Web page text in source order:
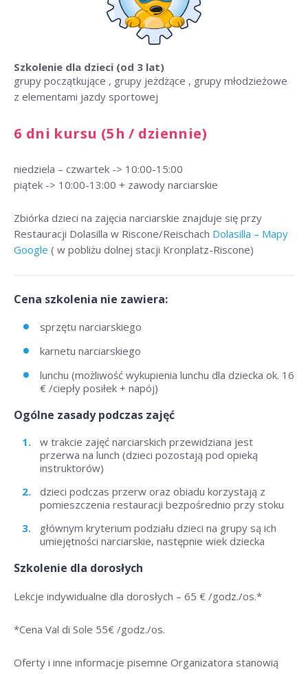
Szkolenie dla dzieci (od 3 lat)
grupy początkujące , grupy jeżdżące , grupy młodzieżowe
z elementami jazdy sportowej
6 dni kursu (5h / dziennie)
niedziela – czwartek -> 10:00-15:00
piątek -> 10:00-13:00 + zawody narciarskie
Zbiórka dzieci na zajęcia narciarskie znajduje się przy
Restauracji Dolasilla w Riscone/Reischach Dolasilla – Mapy
Google ( w pobliżu dolnej stacji Kronplatz-Riscone)
Cena szkolenia nie zawiera:
sprzętu narciarskiego
karnetu narciarskiego
lunchu (możliwość wykupienia lunchu dla dziecka ok. 16
€ /ciepły posiłek + napój)
Ogólne zasady podczas zajęć
w trakcie zajęć narciarskich przewidziana jest
przerwa na lunch (dzieci pozostają pod opieką
instruktorów)
dzieci podczas przerw oraz obiadu korzystają z
pomieszczenia restauracji bezpośrednio przy stoku
głównym kryterium podziału dzieci na grupy są ich
umiejętności narciarskie, następnie wiek dziecka
Szkolenie dla dorosłych
Lekcje indywidualne dla dorosłych – 65 € /godz./os.*
*Cena Val di Sole 55€ /godz./os.
Oferty i inne informacje pisemne Organizatora stanowią